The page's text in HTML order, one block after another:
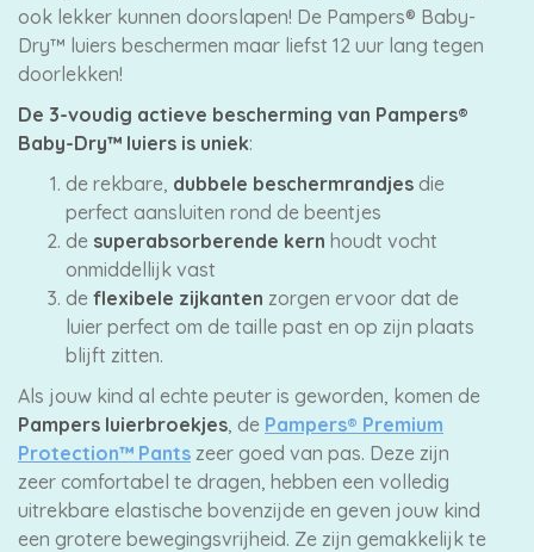
ook lekker kunnen doorslapen! De Pampers® Baby-
Dry™ luiers beschermen maar liefst 12 uur lang tegen
doorlekken!
De 3-voudig actieve bescherming van Pampers®
Baby-Dry™ luiers is uniek:
de rekbare, dubbele beschermrandjes die
perfect aansluiten rond de beentjes
de superabsorberende kern houdt vocht
onmiddellijk vast
de flexibele zijkanten zorgen ervoor dat de
luier perfect om de taille past en op zijn plaats
blijft zitten.
Als jouw kind al echte peuter is geworden, komen de
Pampers luierbroekjes , de Pampers® Premium
Protection™ Pants
zeer comfortabel te dragen, hebben een volledig
uitrekbare elastische bovenzijde en geven jouw kind
een grotere bewegingsvrijheid. Ze zijn gemakkelijk te